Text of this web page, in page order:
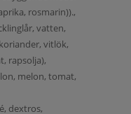
rosmarin)).,
vatten,
vitlök,
rapsolja),
melon, tomat,
dextros,